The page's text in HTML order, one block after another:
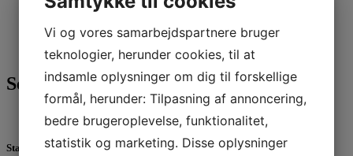
Nyheder(296)
Tursejlads(27)
Ungdom(246)
Seneste 3 indlæg
Standernedhaling 2025
Vi og vores samarbejdspartnere bruger
teknologier, herunder cookies, til at
indsamle oplysninger om dig til forskellige
formål, herunder: Tilpasning af annoncering,
bedre brugeroplevelse, funktionalitet,
statistik og marketing. Disse oplysninger